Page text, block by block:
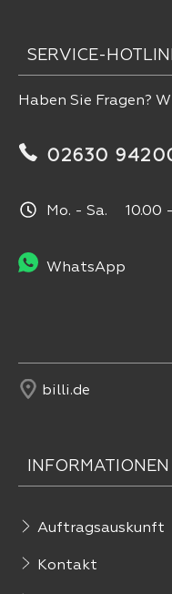
SERVICE-
Haben Sie Fragen?
02630
Mo. - Sa. 10.00 -
WhatsApp
billi.de
INFORMATIONEN
Auftragsauskunft
Kontakt